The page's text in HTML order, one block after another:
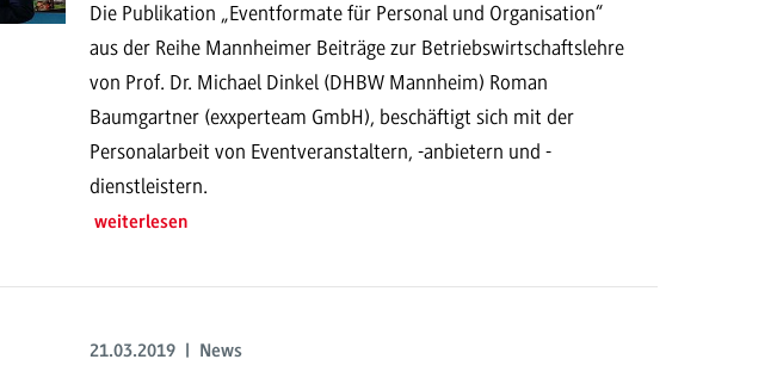
Die Publikation „Eventformate für Personal und Organisation“
aus der Reihe Mannheimer Beiträge zur Betriebswirtschaftslehre
von Prof. Dr. Michael Dinkel (DHBW Mannheim) Roman
Baumgartner (exxperteam GmbH), beschäftigt sich mit der
Personalarbeit von Eventveranstaltern, -anbietern und -
dienstleistern.
weiterlesen
21.03.2019 | News